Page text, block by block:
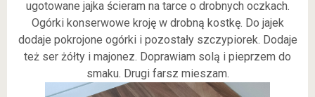
ugotowane jajka ścieram na tarce o drobnych oczkach.
Ogórki konserwowe kroję w drobną kostkę. Do jajek
dodaje pokrojone ogórki i pozostały szczypiorek. Dodaje
też ser żółty i majonez. Doprawiam solą i pieprzem do
smaku. Drugi farsz mieszam.